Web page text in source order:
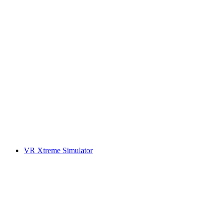
VR Xtreme Simulator